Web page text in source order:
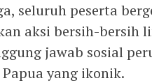
seluruh peserta
aksi bersih-bersih
jawab sosial
yang ikonik.